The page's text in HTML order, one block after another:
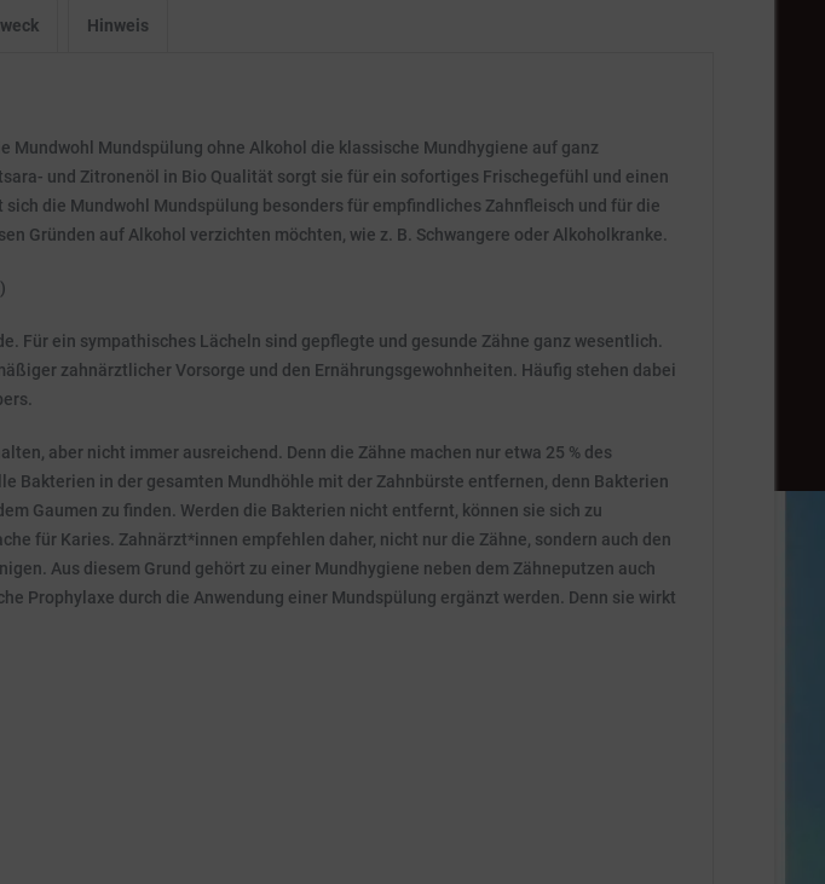
Hinweis
Mundwohl Mundspülung ohne Alkohol die klassische Mundhygiene auf ganz
und Zitronenöl in Bio Qualität sorgt sie für ein sofortiges Frischegefühl und einen
die Mundwohl Mundspülung besonders für empfindliches Zahnfleisch und für die
Gründen auf Alkohol verzichten möchten, wie z. B. Schwangere oder Alkoholkranke.
Für ein sympathisches Lächeln sind gepflegte und gesunde Zähne ganz wesentlich.
zahnärztlicher Vorsorge und den Ernährungsgewohnheiten. Häufig stehen dabei
aber nicht immer ausreichend. Denn die Zähne machen nur etwa 25 % des
Bakterien in der gesamten Mundhöhle mit der Zahnbürste entfernen, denn Bakterien
Gaumen zu finden. Werden die Bakterien nicht entfernt, können sie sich zu
für Karies. Zahnärzt*innen empfehlen daher, nicht nur die Zähne, sondern auch den
Aus diesem Grund gehört zu einer Mundhygiene neben dem Zähneputzen auch
Prophylaxe durch die Anwendung einer Mundspülung ergänzt werden. Denn sie wirkt